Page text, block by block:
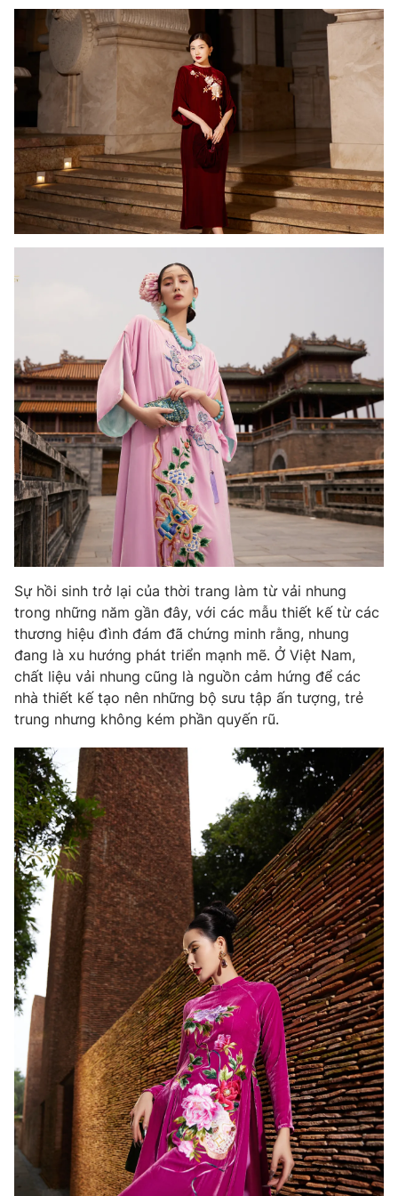
Photo Infographic
Video Shorts video
VTV Money VTV Thể thao
VTV Sức khoẻ Bất động sản
Thị trường 24h Tấm lòng Việt
VTV4 Vươn mình bằng AI
VTV8
Liên hệ tòa soạn English
THỜI BÁO VTV
Theo dõi báo trên
Cơ quan chủ quản:Đài Truyền hình Việt Nam
Cơ quan báo chí:
Thời báo VTV
Giấy phép hoạt động báo in và báo điện tử số 483/GP-BTTTT
cấp ngày 29/12/2023
Tổng Biên tập:Vũ Thanh Thủy
Nguyễn Trọng Ninh
Tổng đài VTV:024.38 355 931 - 024.38 355 932
Ðiện thoại Thời báo VTV:024.66 897 897
Email:toasoan@vtv.vn
Liên hệ quảng cáo:024-7300.7108
® Cấm sao chép dưới mọi hình thức nếu không có sự chấp
thuận bằng văn bản. Ghi rõ nguồn VTV.vn khi phát hành lại
thông tin từ website này.
Sự hồi sinh trở lại của thời trang làm từ vải nhung
trong những năm gần đây, với các mẫu thiết kế từ các
thương hiệu đình đám đã chứng minh rằng, nhung
đang là xu hướng phát triển mạnh mẽ. Ở Việt Nam,
chất liệu vải nhung cũng là nguồn cảm hứng để các
nhà thiết kế tạo nên những bộ sưu tập ấn tượng, trẻ
trung nhưng không kém phần quyến rũ.